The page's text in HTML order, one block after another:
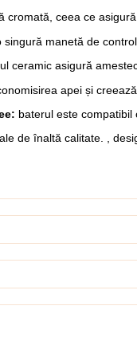
cromată, ceea ce
singură manetă de
ceramic asigură
apei și
baterul este
de înaltă calitate. ,